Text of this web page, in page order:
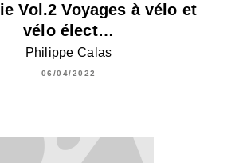
Vol.2 Voyages à vélo et
vélo élect…
Philippe Calas
06/04/2022